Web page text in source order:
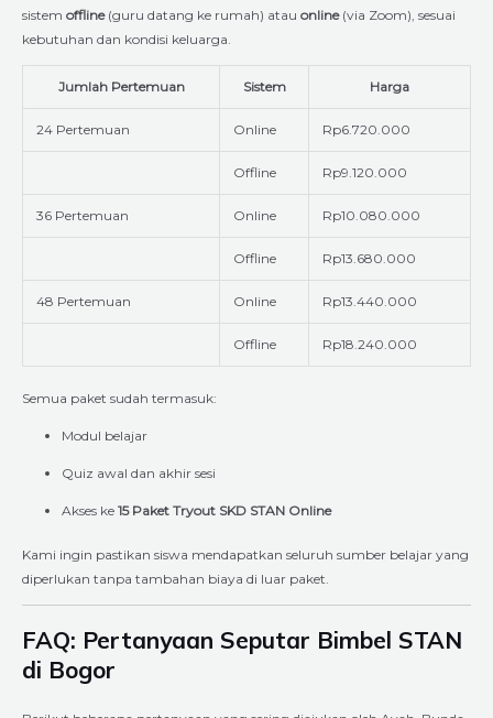
sistem offline(guru datang ke rumah) atau online(via Zoom), sesuai
kebutuhan dan kondisi keluarga.
Jumlah Pertemuan Sistem Harga
24 Pertemuan Online Rp6.720.000
Offline Rp9.120.000
36 Pertemuan Online Rp10.080.000
Offline Rp13.680.000
48 Pertemuan Online Rp13.440.000
Offline Rp18.240.000
Semua paket sudah termasuk:
Modul belajar
Quiz awal dan akhir sesi
Akses ke 15 Paket Tryout SKD STAN Online
Kami ingin pastikan siswa mendapatkan seluruh sumber belajar yang
diperlukan tanpa tambahan biaya di luar paket.
FAQ: Pertanyaan Seputar Bimbel STAN
di Bogor